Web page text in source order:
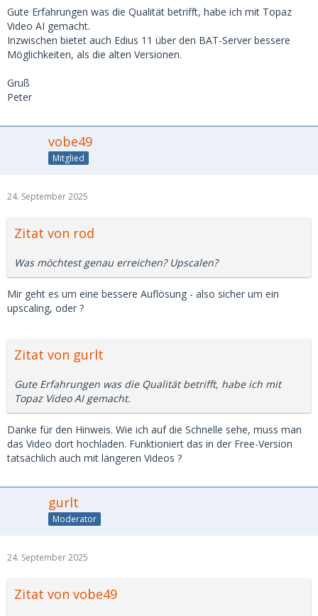
Gute Erfahrungen was die Qualität betrifft, habe ich mit Topaz
Video AI gemacht.
Inzwischen bietet auch Edius 11 über den BAT-Server bessere
Möglichkeiten, als die alten Versionen.
Gruß
Peter
vobe49
Mitglied
24. September 2025
Zitat von rod
Was möchtest genau erreichen? Upscalen?
Mir geht es um eine bessere Auflösung - also sicher um ein
upscaling, oder ?
Zitat von gurlt
Gute Erfahrungen was die Qualität betrifft, habe ich mit
Topaz Video AI gemacht.
Danke für den Hinweis. Wie ich auf die Schnelle sehe, muss man
das Video dort hochladen. Funktioniert das in der Free-Version
tatsächlich auch mit längeren Videos ?
gurlt
Moderator
24. September 2025
Zitat von vobe49